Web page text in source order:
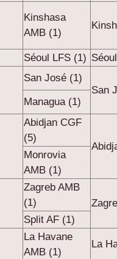
Kinshasa
AMB (1)
Séoul LFS (1)
San José (1)
San
Managua (1)
Abidjan CGF
(5)
Monrovia
AMB (1)
Zagreb AMB
(1)
Split AF (1)
La Havane
AMB (1)
La